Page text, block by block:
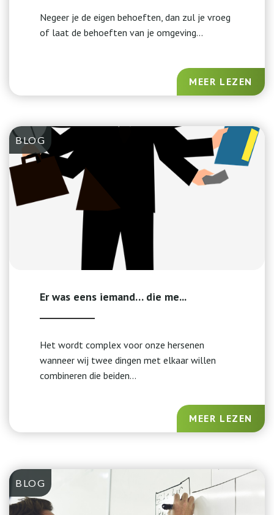
Negeer je de eigen behoeften, dan zul je vroeg
of laat de behoeften van je omgeving...
MEER LEZEN
BLOG
Er was eens iemand… die me...
Het wordt complex voor onze hersenen
wanneer wij twee dingen met elkaar willen
combineren die beiden...
MEER LEZEN
BLOG